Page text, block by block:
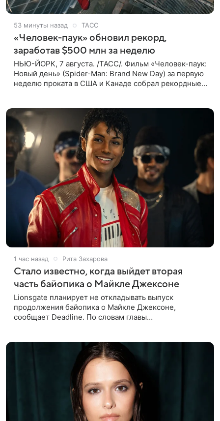
53 минуты назад ТАСС
«Человек-паук» обновил рекорд,
заработав $500 млн за неделю
НЬЮ-ЙОРК, 7 августа. /ТАСС/. Фильм «Человек-паук:
Новый день» (Spider-Man: Brand New Day) за первую
неделю проката в США и Канаде собрал рекордные
1 час назад Рита Захарова
Стало известно, когда выйдет вторая
часть байопика о Майкле Джексоне
Lionsgate планирует не откладывать выпуск
продолжения байопика о Майкле Джексоне,
сообщает Deadline. По словам главы